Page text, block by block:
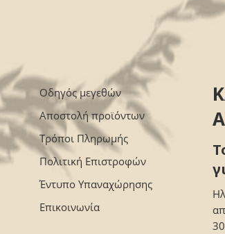
Οδηγός μεγεθών
Αποστολή προϊόντων
Τρόποι Πληρωμής
Πολιτική Επιστροφών
Έντυπο Υπαναχώρησης
Επικοινωνία